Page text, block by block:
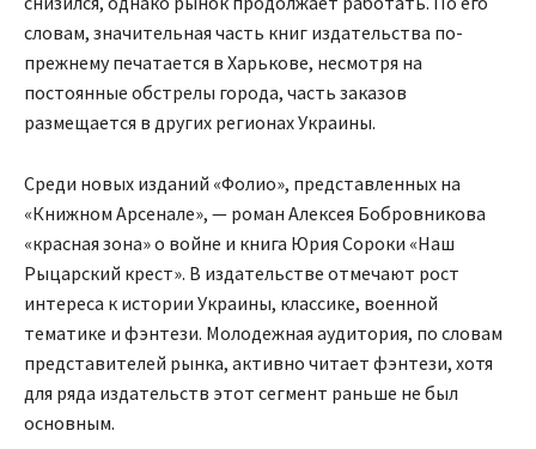
словам, значительная часть книг издательства по-
прежнему печатается в Харькове, несмотря на
постоянные обстрелы города, часть заказов
размещается в других регионах Украины.
Среди новых изданий «Фолио», представленных на
«Книжном Арсенале», — роман Алексея Бобровникова
«красная зона» о войне и книга Юрия Сороки «Наш
Рыцарский крест». В издательстве отмечают рост
интереса к истории Украины, классике, военной
тематике и фэнтези. Молодежная аудитория, по словам
представителей рынка, активно читает фэнтези, хотя
для ряда издательств этот сегмент раньше не был
основным.